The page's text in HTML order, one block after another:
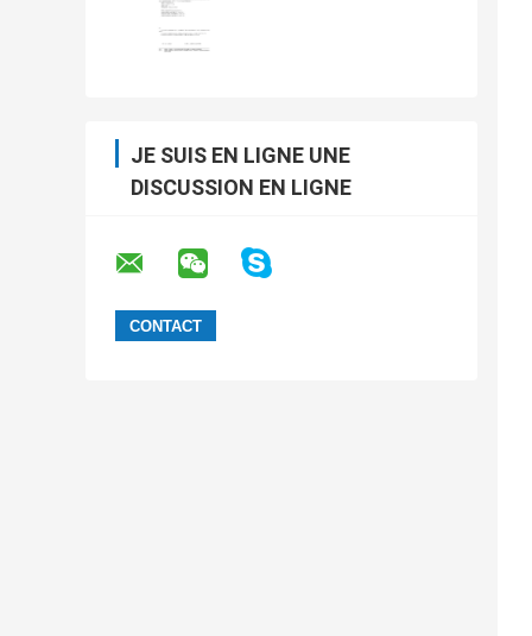
JE SUIS EN LIGNE UNE
DISCUSSION EN LIGNE